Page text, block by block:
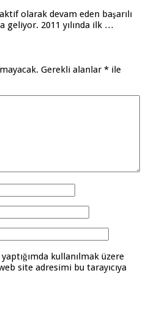
olarak devam eden başarılı
geliyor. 2011 yılında ilk …
Gerekli alanlar* ile
kullanılmak üzere
site adresimi bu tarayıcıya